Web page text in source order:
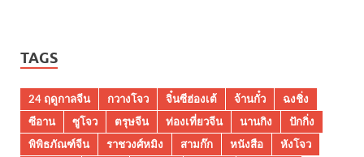
TAGS
24 ฤดูกาลจีน กวางโจว จิ๋นซีฮ่องเต้ จ้านกั๋ว
ฉงชิ่ง
ซีอาน
ซูโจว ตรุษจีน ท่องเที่ยวจีน นานกิง
ปักกิ่ง
พิพิธภัณฑ์จีน
ราชวงศ์หมิง สามก๊ก หนังสือ หังโจว